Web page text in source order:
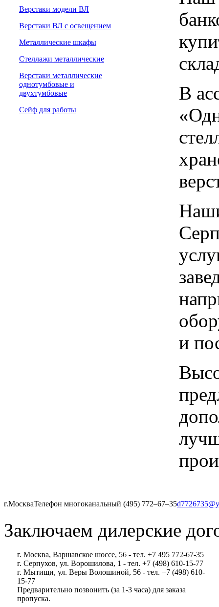
Верстаки модели ВЛ
Верстаки ВЛ с освещением
Металлические шкафы
Стеллажи металлические
Верстаки металлические
однотумбовые и
двухтумбовые
Сейф для работы
В
и
г.МоскваТелефон многоканальный (495) 772‒67‒35
Заключаем дилерские
г. Москва, Варшавское шоссе, 56 - тел. +7 495 772-67-35
г. Серпухов, ул. Ворошилова, 1 - тел. +7 (498) 610-15-77
г. Мытищи, ул. Веры Волошиной, 56 - тел. +7 (498) 610-
15-77
Предварительно позвонить (за 1-3 часа) для заказа
пропуска.